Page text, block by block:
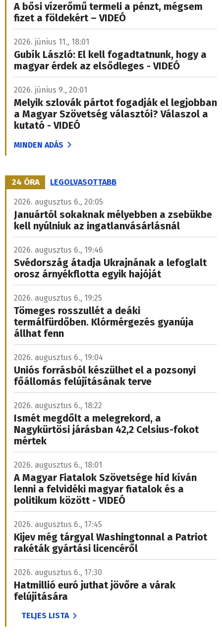
A bősi vízerőmű termeli a pénzt, mégsem
fizet a földekért – VIDEÓ
2026. június 11., 18:01
Gubík László: El kell fogadtatnunk, hogy a
magyar érdek az elsődleges - VIDEÓ
2026. június 9., 20:01
Melyik szlovák pártot fogadják el legjobban
a Magyar Szövetség választói? Válaszol a
kutató - VIDEÓ
MINDEN ADÁS
24 ÓRA LEGOLVASOTTABB
2026. augusztus 6., 20:05
Januártól sokaknak mélyebben a zsebükbe
kell nyúlniuk az ingatlanvásárlásnál
2026. augusztus 6., 19:46
Svédország átadja Ukrajnának a lefoglalt
orosz árnyékflotta egyik hajóját
2026. augusztus 6., 19:25
Tömeges rosszullét a deáki
termálfürdőben. Klórmérgezés gyanúja
állhat fenn
2026. augusztus 6., 19:04
Uniós forrásból készülhet el a pozsonyi
főállomás felújításának terve
2026. augusztus 6., 18:22
Ismét megdőlt a melegrekord, a
Nagykürtösi járásban 42,2 Celsius-fokot
mértek
2026. augusztus 6., 18:01
A Magyar Fiatalok Szövetsége híd kíván
lenni a felvidéki magyar fiatalok és a
politikum között - VIDEÓ
2026. augusztus 6., 17:45
Kijev még tárgyal Washingtonnal a Patriot
rakéták gyártási licencéről
2026. augusztus 6., 17:30
Hatmillió euró juthat jövőre a várak
felújítására
TELJES LISTA